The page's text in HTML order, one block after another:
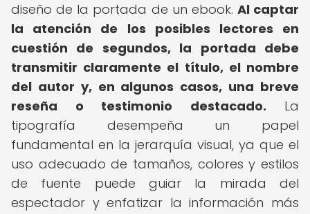
diseño de la portada de un ebook. Al captar
la atención de los posibles lectores en
cuestión de segundos, la portada debe
transmitir claramente el título, el nombre
del autor y, en algunos casos, una breve
reseña o testimonio destacado. La
tipografía desempeña un papel
fundamental en la jerarquía visual, ya que el
uso adecuado de tamaños, colores y estilos
de fuente puede guiar la mirada del
espectador y enfatizar la información más